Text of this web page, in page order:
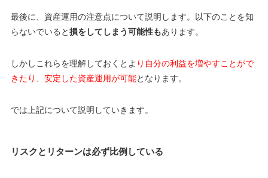
最後に、資産運用の注意点について説明します。以下のことを知
らないでいると損をしてしまう可能性もあります。
しかしこれらを理解しておくとよ り自分の利益を増やすことがで
きたり、安定した資産運用が可能となります。
では上記について説明していきます。
リスクとリターンは必ず比例している